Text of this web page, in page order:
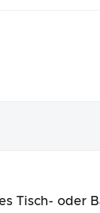
Tisch- oder